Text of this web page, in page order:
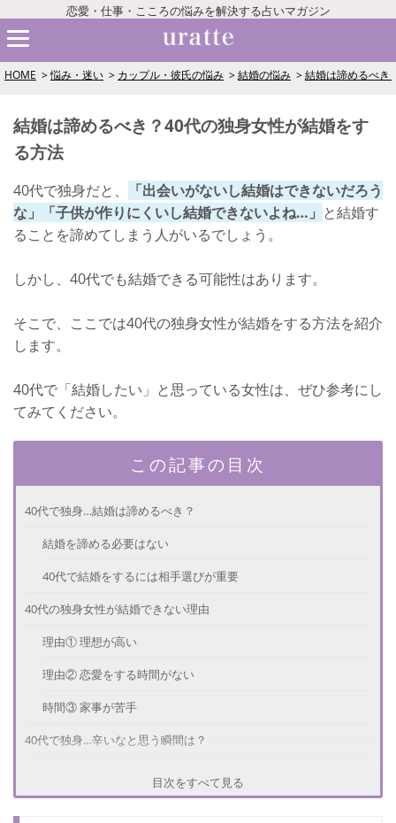
恋愛・仕事・こころの悩みを解決する占いマガジン
HOME 悩み・迷い カップル・彼氏の悩み 結婚の悩み 結婚は諦めるべき
結婚は諦めるべき？40代の独身女性が結婚をす
る方法
40代で独身だと、
「出会いがないし結婚はできないだろう
な」「子供が作りにくいし結婚できないよね…」 と結婚す
ることを諦めてしまう人がいるでしょう。
しかし、40代でも結婚できる可能性はあります。
そこで、ここでは40代の独身女性が結婚をする方法を紹介
します。
40代で「結婚したい」と思っている女性は、ぜひ参考にし
てみてください。
この記事の目次
40代で独身…結婚は諦めるべき？
結婚を諦める必要はない
40代で結婚をするには相手選びが重要
40代の独身女性が結婚できない理由
理由① 理想が高い
理由② 恋愛をする時間がない
時間③ 家事が苦手
40代で独身…辛いなと思う瞬間は？
目次をすべて見る